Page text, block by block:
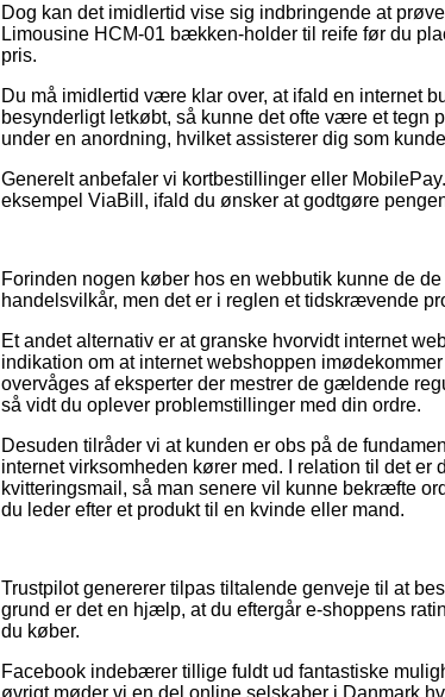
Dog kan det imidlertid vise sig indbringende at
Limousine HCM-01 bækken-holder til reife før du
pris.
Du må imidlertid være klar over, at ifald en internet
besynderligt letkøbt, så kunne det ofte være et tegn
under en anordning, hvilket assisterer dig som
Generelt anbefaler vi kortbestillinger eller
eksempel ViaBill, ifald du ønsker at godtgøre
Forinden nogen køber hos en webbutik kunne de
handelsvilkår, men det er i reglen et tidskrævende
Et andet alternativ er at granske hvorvidt internet
indikation om at internet webshoppen
overvåges af eksperter der mestrer de gældende
så vidt du oplever problemstillinger med din ordre.
Desuden tilråder vi at kunden er obs på de
internet virksomheden kører med. I relation til det
kvitteringsmail, så man senere vil kunne bekræfte
du leder efter et produkt til en kvinde eller mand.
Trustpilot genererer tilpas tiltalende genveje til at
grund er det en hjælp, at du eftergår e-shoppens
du køber.
Facebook indebærer tillige fuldt ud fantastiske
øvrigt møder vi en del online selskaber i Danmark